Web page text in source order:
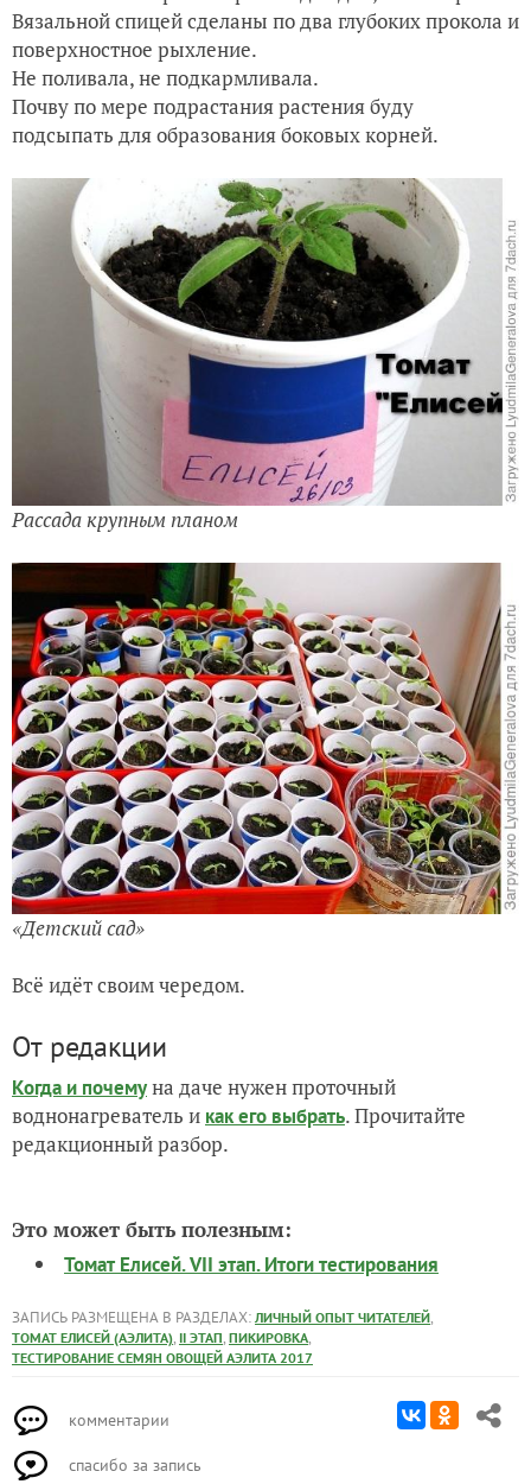
Вязальной спицей сделаны по два глубоких прокола и
поверхностное рыхление.
Не поливала, не подкармливала.
Почву по мере подрастания растения буду
подсыпать для образования боковых корней.
Рассада крупным планом
«Детский сад»
Всё идёт своим чередом.
От редакции
Когда и почемуна даче нужен проточный
воднонагреватель и как его выбрать. Прочитайте
редакционный разбор.
Это может быть полезным:
Томат Елисей. VII этап. Итоги тестирования
ЗАПИСЬ РАЗМЕЩЕНА В РАЗДЕЛАХ: ЛИЧНЫЙ ОПЫТ ЧИТАТЕЛЕЙ,
ТОМАТ ЕЛИСЕЙ (АЭЛИТА), II ЭТАП, ПИКИРОВКА,
ТЕСТИРОВАНИЕ СЕМЯН ОВОЩЕЙ АЭЛИТА 2017
комментарии
спасибо за запись